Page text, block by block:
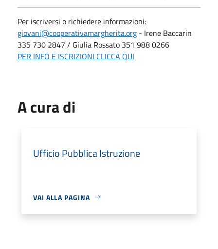
Per iscriversi o richiedere informazioni:
giovani@cooperativamargherita.org - Irene Baccarin
335 730 2847 / Giulia Rossato 351 9880266
PER INFO E ISCRIZIONI CLICCA QUI
A cura di
Ufficio Pubblica Istruzione
VAI ALLA PAGINA